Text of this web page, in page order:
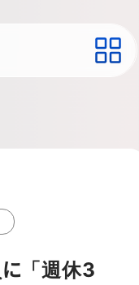
「週休3